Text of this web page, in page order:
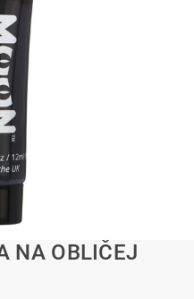
NA OBLIČEJ